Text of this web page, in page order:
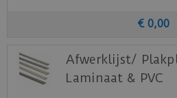
€ 0,00
Afwerklijst/
Laminaat & PVC